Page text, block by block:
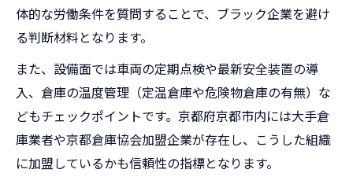
体的な労働条件を質問することで、ブラック企業を避け
る判断材料となります。
また、設備面では車両の定期点検や最新安全装置の導
入、倉庫の温度管理（定温倉庫や危険物倉庫の有無）な
どもチェックポイントです。京都府京都市内には大手倉
庫業者や京都倉庫協会加盟企業が存在し、こうした組織
に加盟しているかも信頼性の指標となります。